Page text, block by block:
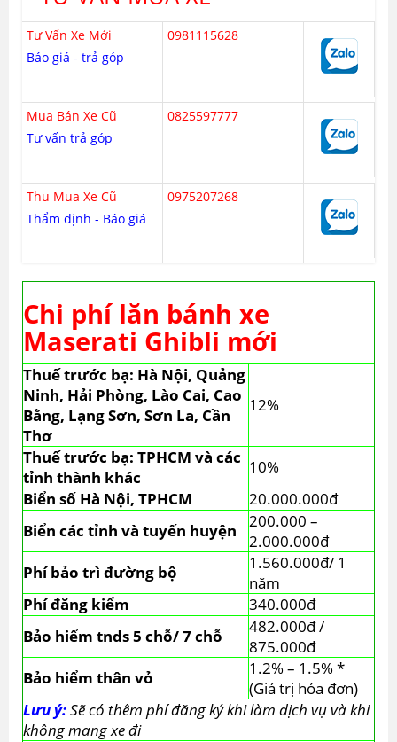
Tư Vấn Xe Mới
Báo giá - trả góp
0981115628
Mua Bán Xe Cũ
Tư vấn trả góp
0825597777
Thu Mua Xe Cũ
Thẩm định - Báo giá
0975207268
Chi phí lăn bánh xe
Maserati Ghibli mới
Thuế trước bạ: Hà Nội, Quảng
Ninh, Hải Phòng, Lào Cai, Cao
Bằng, Lạng Sơn, Sơn La, Cần
Thơ
12%
Thuế trước bạ: TPHCM và các
tỉnh thành khác
10%
Biển số Hà Nội, TPHCM
20.000.000đ
Biển các tỉnh và tuyến huyện
200.000 –
2.000.000đ
Phí bảo trì đường bộ
1.560.000đ/ 1
năm
Phí đăng kiểm
340.000đ
Bảo hiểm tnds 5 chỗ/ 7 chỗ
482.000đ /
875.000đ
Bảo hiểm thân vỏ
1.2% – 1.5% *
(Giá trị hóa đơn)
Lưu ý:Sẽ có thêm phí đăng ký khi làm dịch vụ và khi
không mang xe đi